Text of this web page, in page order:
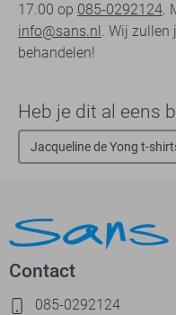
17.00 op 085-0292124.
info@sans.nl. Wij zullen
behandelen!
Heb je dit al eens
Jacqueline de Yong t-
Contact
085-0292124